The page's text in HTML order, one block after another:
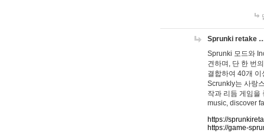
Sprunki retake
Sprunki 모드와
견하며, 단 한 번
결합하여 40개
Scrunkly는 사랑
작과 리듬 게임을
music, discover
https://
https://game-